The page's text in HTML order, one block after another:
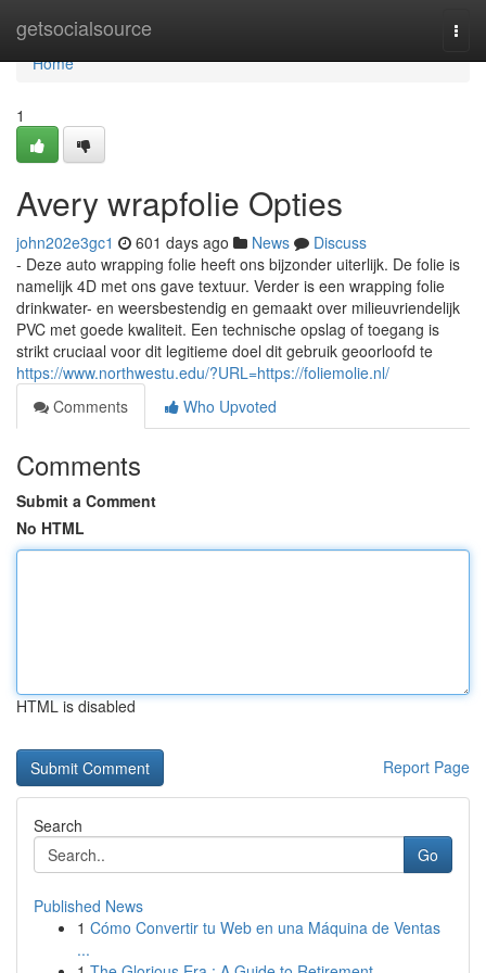
getsocialsource
Home
Home
1
Avery wrapfolie Opties
john202e3gc1 601 days ago News
Discuss
- Deze auto wrapping folie heeft ons bijzonder uiterlijk. De folie is
namelijk 4D met ons gave textuur. Verder is een wrapping folie
drinkwater- en weersbestendig en gemaakt over milieuvriendelijk
PVC met goede kwaliteit. Een technische opslag of toegang is
strikt cruciaal voor dit legitieme doel dit gebruik geoorloofd te
https://www.northwestu.edu/?URL=https://foliemolie.nl/
Comments
Who Upvoted
Comments
Submit a Comment
No HTML
HTML is disabled
Report Page
Search
Go
Published News
1 Cómo Convertir tu Web en una Máquina de Ventas
...